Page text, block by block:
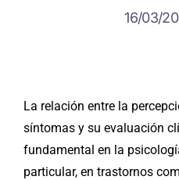
16/03/
La relación entre la
síntomas y su evaluación
fundamental en la
particular, en trastornos